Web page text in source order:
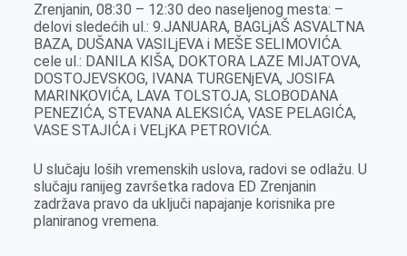
b
o
o
k
e
n
g
e
r
e
d
I
n
r
s
A
p
p
l
Zrenjanin, 08:30 – 12:30 deo naseljenog mesta: –
delovi sledećih ul.: 9.JANUARA, BAGLjAŠ ASVALTNA
BAZA, DUŠANA VASILjEVA i MEŠE SELIMOVIĆA.
cele ul.: DANILA KIŠA, DOKTORA LAZE MIJATOVA,
DOSTOJEVSKOG, IVANA TURGENjEVA, JOSIFA
MARINKOVIĆA, LAVA TOLSTOJA, SLOBODANA
PENEZIĆA, STEVANA ALEKSIĆA, VASE PELAGIĆA,
VASE STAJIĆA i VELjKA PETROVIĆA.
U slučaju loših vremenskih uslova, radovi se odlažu. U
slučaju ranijeg završetka radova ED Zrenjanin
zadržava pravo da uključi napajanje korisnika pre
planiranog vremena.